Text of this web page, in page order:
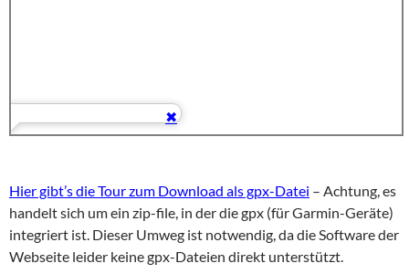
Hier gibt’s die Tour zum Download als gpx-Datei – Achtung, es
handelt sich um ein zip-file, in der die gpx (für Garmin-Geräte)
integriert ist. Dieser Umweg ist notwendig, da die Software der
Webseite leider keine gpx-Dateien direkt unterstützt.